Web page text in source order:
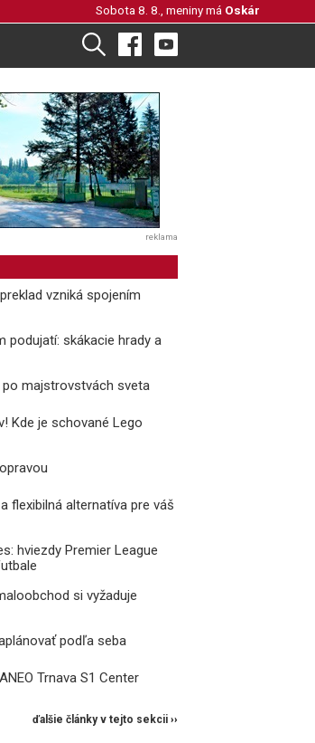
Sobota 8. 8., meniny má Oskár
reklama
vzniká spojením
podujatí: skákacie hrady a
majstrovstvách sveta
Kde je schované Lego
flexibilná alternatíva pre váš
hviezdy Premier League
si vyžaduje
podľa seba
Trnava S1 Center
ďalšie články v tejto sekcii ››